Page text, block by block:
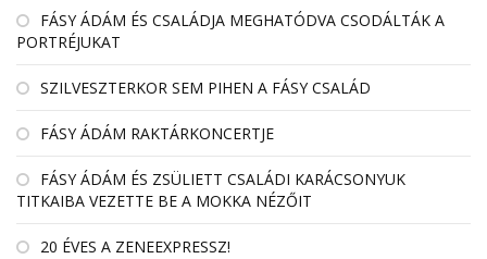
FÁSY ÁDÁM ÉS CSALÁDJA MEGHATÓDVA CSODÁLTÁK A
PORTRÉJUKAT
SZILVESZTERKOR SEM PIHEN A FÁSY CSALÁD
FÁSY ÁDÁM RAKTÁRKONCERTJE
FÁSY ÁDÁM ÉS ZSÜLIETT CSALÁDI KARÁCSONYUK
TITKAIBA VEZETTE BE A MOKKA NÉZŐIT
20 ÉVES A ZENEEXPRESSZ!